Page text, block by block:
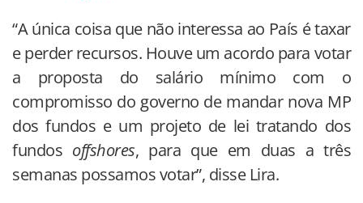
“A única coisa que não interessa ao País é taxar
e perder recursos. Houve um acordo para votar
a proposta do salário mínimo com o
compromisso do governo de mandar nova MP
dos fundos e um projeto de lei tratando dos
fundos offshores, para que em duas a três
semanas possamos votar”, disse Lira.